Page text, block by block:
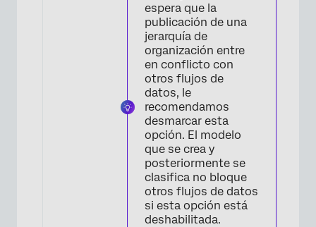
espera que la
publicación de una
jerarquía de
organización entre
en conflicto con
otros flujos de
datos, le
recomendamos
desmarcar esta
opción. El modelo
que se crea y
posteriormente se
clasifica no bloque
otros flujos de datos
si esta opción está
deshabilitada.